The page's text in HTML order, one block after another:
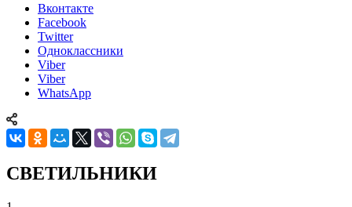
Вконтакте
Facebook
Twitter
Одноклассники
Viber
Viber
WhatsApp
СВЕТИЛЬНИКИ